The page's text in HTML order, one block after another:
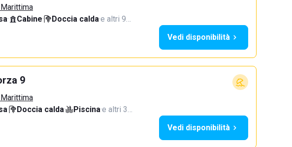
· Cabine· Doccia calda·e altri 9…
Vedi disponibilità
9
· Doccia calda· Piscina·e altri 3…
Vedi disponibilità